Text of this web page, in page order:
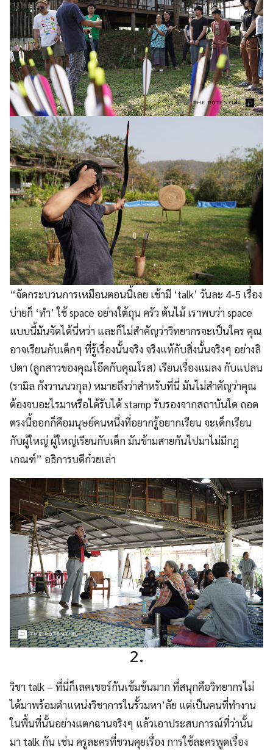
“จัดกระบวนการเหมือนตอนนี้เลย เช้ามี ‘talk’ วันละ 4-5 เรื่อง
บ่ายก็ ‘ทำ’ ใช้ space อย่างใต้ถุน ครัว ต้นไม้ เราพบว่า space
แบบนี้มันจัดได้นี่หว่า และก็ไม่สำคัญว่าวิทยากรจะเป็นใคร คุณ
อาจเรียนกับเด็กๆ ที่รู้เรื่องนั้นจริง จริงแท้กับสิ่งนั้นจริงๆ อย่างลิ
ปตา (ลูกสาวของคุณโอ๊คกับคุณโรส) เรียนเรื่องแมลง กับแปลน
(รามิล กังวานนวกุล) หมายถึงว่าสำหรับที่นี่ มันไม่สำคัญว่าคุณ
ต้องจบอะไรมาหรือได้รับได้ stamp รับรองจากสถาบันใด ถอด
ตรงนี้ออกก็คือมนุษย์คนหนึ่งที่อยากรู้อยากเรียน จะเด็กเรียน
กับผู้ใหญ่ ผู้ใหญ่เรียนกับเด็ก มันข้ามสายกันไปมาไม่มีกฎ
เกณฑ์” อธิการบดีก๋วยเล่า
2.
วิชา talk – ที่นี่ก็เลคเชอร์กันเข้มข้นมาก ที่สนุกคือวิทยากรไม่
ได้มาพร้อมตำแหน่งวิชาการในรั้วมหา’ลัย แต่เป็นคนที่ทำงาน
ในพื้นที่นั้นอย่างแตกฉานจริงๆ แล้วเอาประสบการณ์ที่ว่านั้น
มา talk กัน เช่น ครูละครที่ชวนคุยเรื่อง การใช้ละครพูดเรื่อง